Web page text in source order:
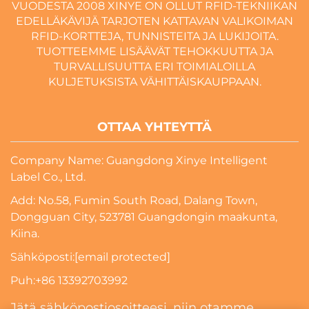
VUODESTA 2008 XINYE ON OLLUT RFID-TEKNIIKAN
EDELLÄKÄVIJÄ TARJOTEN KATTAVAN VALIKOIMAN
RFID-KORTTEJA, TUNNISTEITA JA LUKIJOITA.
TUOTTEEMME LISÄÄVÄT TEHOKKUUTTA JA
TURVALLISUUTTA ERI TOIMIALOILLA
KULJETUKSISTA VÄHITTÄISKAUPPAAN.
OTTAA YHTEYTTÄ
Company Name: Guangdong Xinye Intelligent
Label Co., Ltd.
Add: No.58, Fumin South Road, Dalang Town,
Dongguan City, 523781 Guangdongin maakunta,
Kiina.
Sähköposti:[email protected]
Puh:+86 13392703992